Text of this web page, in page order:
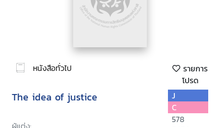
หนังสือทั่วไป
รายการ
โปรด
The idea of justice
J
C
578